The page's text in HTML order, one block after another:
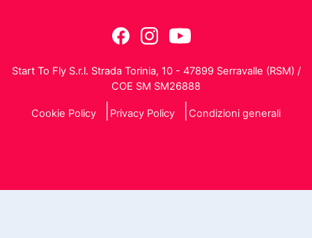
Start To Fly S.r.l. Strada Torinia, 10 - 47899 Serravalle (RSM) /
COE SM SM26888
Cookie Policy Privacy Policy Condizioni generali